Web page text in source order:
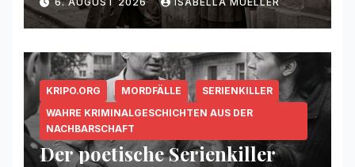
KRIPO.ORG MORDFÄLLE
SERIENKILLER
WAHRE KRIMINALGESCHICHTEN AUS DER
NACHBARSCHAFT
Der poetische Serienkiller